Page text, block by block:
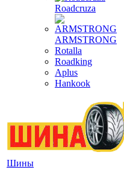
Roadcruza
ARMSTRONG
Rotalla
Roadking
Aplus
Hankook
Шины